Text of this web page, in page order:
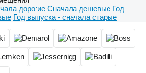
дорогие Сначала дешевые Год
Год выпуска - сначала старые